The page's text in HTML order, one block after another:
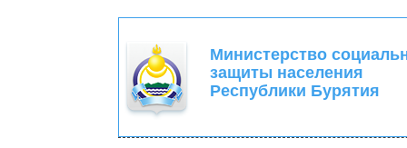
Министерство
защиты населения
Республики Бурятия